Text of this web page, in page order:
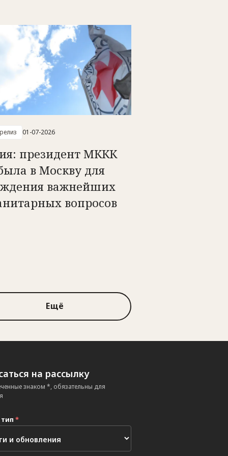
01-07-2026
президент МККК
в Москву для
важнейших
вопросов
Ещё
на рассылку
знаком *, обязательны для
*